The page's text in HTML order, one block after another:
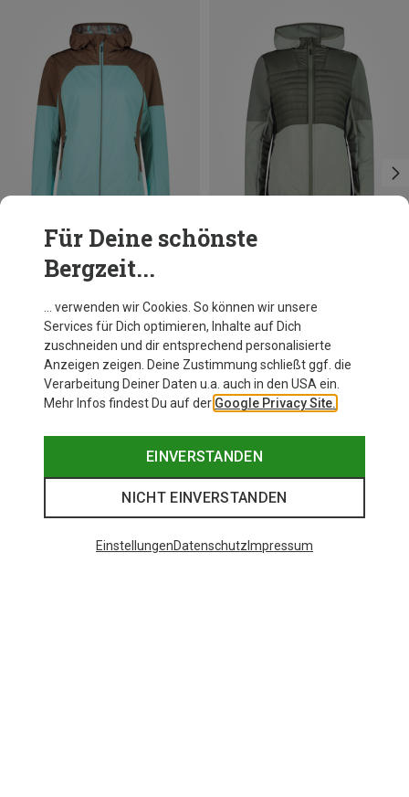
Du sparst 35%
Für Deine schönste
Bergzeit...
… verwenden wir Cookies. So können wir unsere
Services für Dich optimieren, Inhalte auf Dich
zuschneiden und dir entsprechend personalisierte
Anzeigen zeigen. Deine Zustimmung schließt ggf. die
Verarbeitung Deiner Daten u.a. auch in den USA ein.
Mehr Infos findest Du auf der Google Privacy Site.
EINVERSTANDEN
NICHT EINVERSTANDEN
EinstellungenDatenschutz Impressum